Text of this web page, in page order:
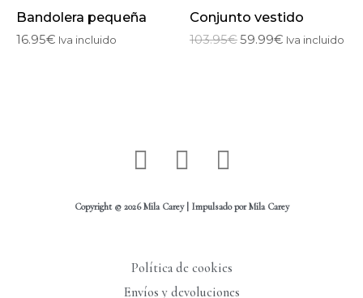
Bandolera pequeña
16.95€ Iva incluido
Conjunto vestido
103.95€
103.95€.
59.99€
59.99€.
Iva incluido
Política de cookies
Envíos y devoluciones
I
s
a
g
W
a
s
a
F
c
b
o
Copyright © 2026 Mila Carey | Impulsado por Mila Carey